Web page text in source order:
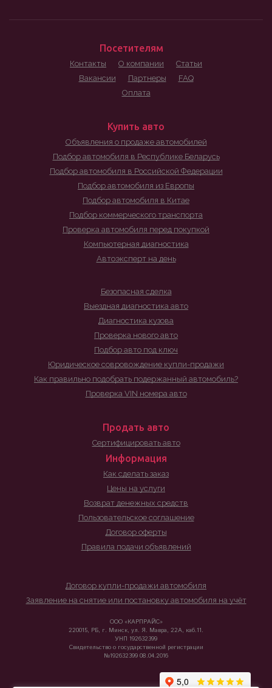
Посетителям
Контакты О компании
Статьи
Вакансии
Партнеры
FAQ
Оплата
Купить авто
Объявления о продаже автомобилей
Подбор автомобиля в Республике Беларусь
Подбор автомобиля в Российской Федерации
Подбор автомобиля из Европы
Подбор автомобиля в Китае
Подбор коммерческого транспорта
Проверка автомобиля перед покупкой
Компьютерная диагностика
Автоэксперт на день
Безопасная сделка
Выездная диагностика авто
Диагностика кузова
Проверка нового авто
Подбор авто под ключ
Юридическое совровождение купли-продажи
Как правильно подобрать подержанный автомобиль?
Проверка VIN номера авто
Продать авто
Сертифицировать авто
Информация
Как сделать заказ
Цены на услуги
Возврат денежных средств
Пользовательское соглашение
Договор оферты
Правила подачи объявлений
Договор купли-продажи автомобиля
Заявление на снятие или постановку автомобиля на учёт
ООО «КАРПРАЙС»
220015, РБ, г. Минск, ул. Я. Мавра, 22А, каб.11.
УНП 192632399
Свидетельство о государственной регистрации
№192632399 08.04.2016